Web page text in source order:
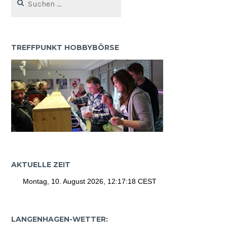
nach:
TREFFPUNKT HOBBYBÖRSE
AKTUELLE ZEIT
LANGENHAGEN-WETTER: